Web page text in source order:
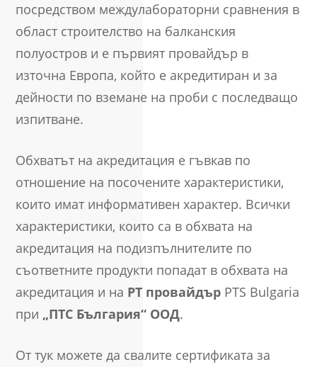
посредством междулабораторни сравнения в
област строителство на балканския
полуостров и е първият провайдър в
източна Европа, който е акредитиран и за
дейности по вземане на проби с последващо
изпитване.
Обхватът на акредитация е гъвкав по
отношение на посочените характеристики,
които имат информативен характер. Всички
характеристики, които са в обхвата на
акредитация на подизпълнителите по
съответните продукти попадат в обхвата на
акредитация и на РТ провайдър PTS Bulgaria
при „ПТС България“ ООД.
От тук можете да свалите сертификата за